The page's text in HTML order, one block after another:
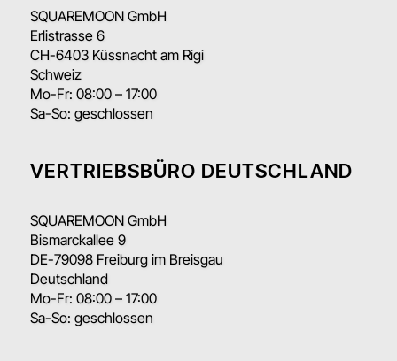
SQUAREMOON GmbH
Erlistrasse 6
CH-6403 Küssnacht am Rigi
Schweiz
Mo-Fr: 08:00 – 17:00
Sa-So: geschlossen
VERTRIEBSBÜRO DEUTSCHLAND
SQUAREMOON GmbH
Bismarckallee 9
DE-79098 Freiburg im Breisgau
Deutschland
Mo-Fr: 08:00 – 17:00
Sa-So: geschlossen